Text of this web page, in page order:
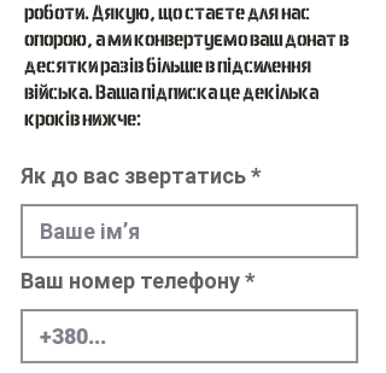
роботи. Дякую, що стаєте для нас
опорою, а ми конвертуємо ваш донат в
десятки разів більше в підсилення
війська. Ваша підписка це декілька
кроків нижче:
Як до вас звертатись
Ваш номер телефону